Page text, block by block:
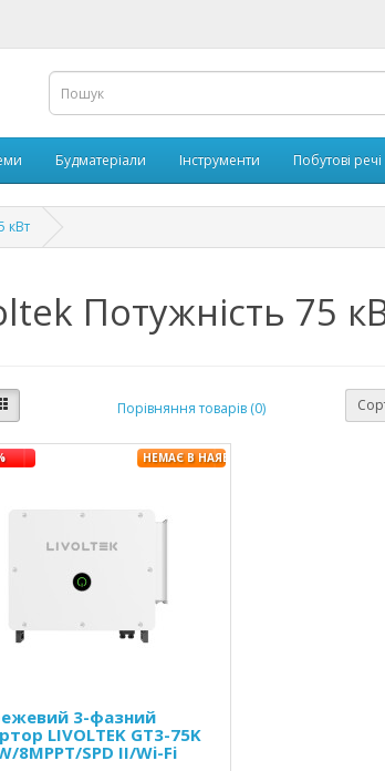
Будматеріали Інструменти Побутові речі
кВт
Потужність 75
Порівняння товарів (0)
3-фазний
LIVOLTEK GT3-75K
8MPPT/SPD II/Wi-Fi
НЕМАЄ В НАЯВНОСТІ